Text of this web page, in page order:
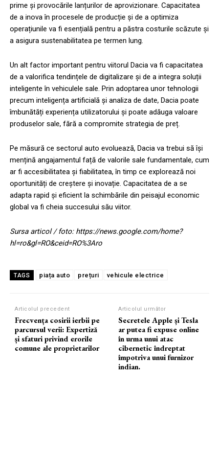
prime și provocările lanțurilor de aprovizionare. Capacitatea
de a inova în procesele de producție și de a optimiza
operațiunile va fi esențială pentru a păstra costurile scăzute și
a asigura sustenabilitatea pe termen lung.
Un alt factor important pentru viitorul Dacia va fi capacitatea
de a valorifica tendințele de digitalizare și de a integra soluții
inteligente în vehiculele sale. Prin adoptarea unor tehnologii
precum inteligența artificială și analiza de date, Dacia poate
îmbunătăți experiența utilizatorului și poate adăuga valoare
produselor sale, fără a compromite strategia de preț.
Pe măsură ce sectorul auto evoluează, Dacia va trebui să își
mențină angajamentul față de valorile sale fundamentale, cum
ar fi accesibilitatea și fiabilitatea, în timp ce explorează noi
oportunități de creștere și inovație. Capacitatea de a se
adapta rapid și eficient la schimbările din peisajul economic
global va fi cheia succesului său viitor.
Sursa articol / foto: https://news.google.com/home?
hl=ro&gl=RO&ceid=RO%3Aro
TAGS piața auto prețuri vehicule electrice
Articolul precedent
Frecvența cosirii ierbii pe
parcursul verii: Expertiză
și sfaturi privind erorile
comune ale proprietarilor
Articolul următor
Secretele Apple și Tesla
ar putea fi expuse online
în urma unui atac
cibernetic îndreptat
împotriva unui furnizor
indian.